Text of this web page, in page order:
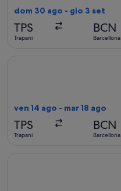
dom 30 ago - gio 3 set
TPS
Trapani
BCN
Barcellona
ven 14 ago - mar 18 ago
TPS
Trapani
BCN
Barcellona